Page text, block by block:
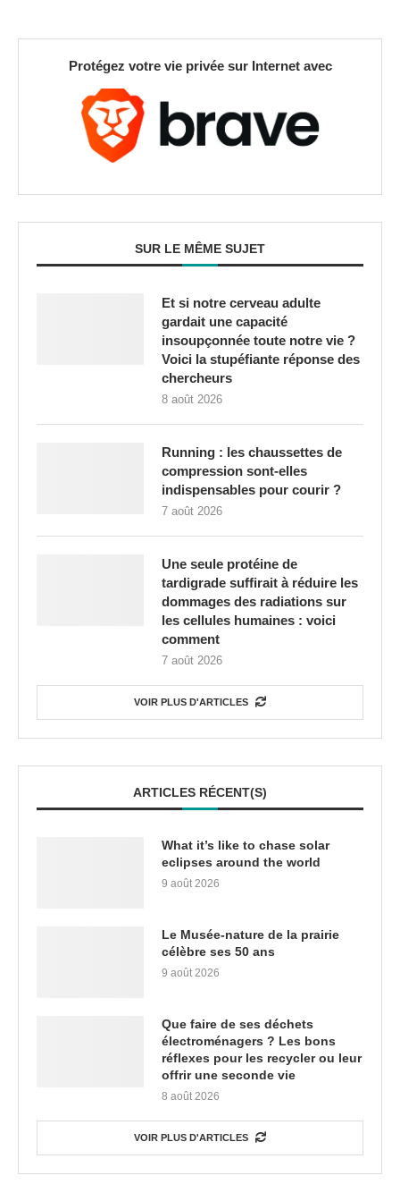
Protégez votre vie privée sur Internet avec
SUR LE MÊME SUJET
Et si notre cerveau adulte
gardait une capacité
insoupçonnée toute notre vie ?
Voici la stupéfiante réponse des
chercheurs
8 août 2026
Running : les chaussettes de
compression sont-elles
indispensables pour courir ?
7 août 2026
Une seule protéine de
tardigrade suffirait à réduire les
dommages des radiations sur
les cellules humaines : voici
comment
7 août 2026
VOIR PLUS D'ARTICLES
ARTICLES RÉCENT(S)
What it’s like to chase solar
eclipses around the world
9 août 2026
Le Musée-nature de la prairie
célèbre ses 50 ans
9 août 2026
Que faire de ses déchets
électroménagers ? Les bons
réflexes pour les recycler ou leur
offrir une seconde vie
8 août 2026
VOIR PLUS D'ARTICLES